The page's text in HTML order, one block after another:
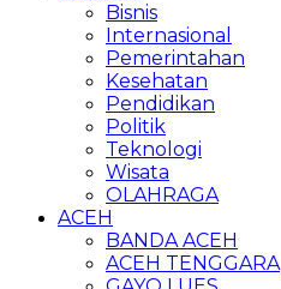
Bisnis
Internasional
Pemerintahan
Kesehatan
Pendidikan
Politik
Teknologi
Wisata
OLAHRAGA
ACEH
BANDA ACEH
ACEH TENGGARA